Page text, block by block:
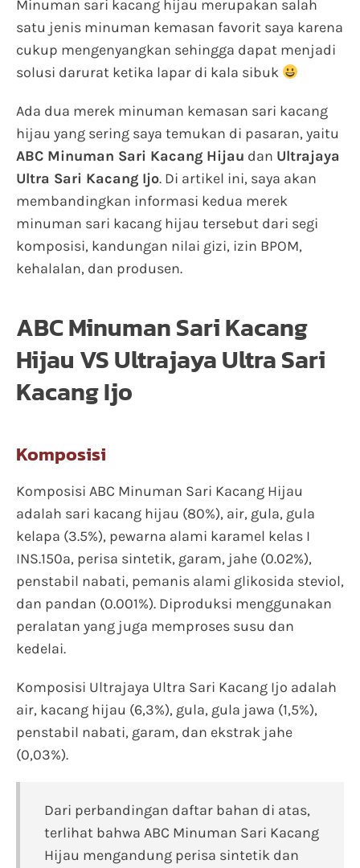
Minuman sari kacang hijau merupakan salah
satu jenis minuman kemasan favorit saya karena
cukup mengenyangkan sehingga dapat menjadi
solusi darurat ketika lapar di kala sibuk
Ada dua merek minuman kemasan sari kacang
hijau yang sering saya temukan di pasaran, yaitu
ABC Minuman Sari Kacang Hijau dan Ultrajaya
Ultra Sari Kacang Ijo. Di artikel ini, saya akan
membandingkan informasi kedua merek
minuman sari kacang hijau tersebut dari segi
komposisi, kandungan nilai gizi, izin BPOM,
kehalalan, dan produsen.
ABC Minuman Sari Kacang
Hijau VS Ultrajaya Ultra Sari
Kacang Ijo
Komposisi
Komposisi ABC Minuman Sari Kacang Hijau
adalah sari kacang hijau (80%), air, gula, gula
kelapa (3.5%), pewarna alami karamel kelas I
INS.150a, perisa sintetik, garam, jahe (0.02%),
penstabil nabati, pemanis alami glikosida steviol,
dan pandan (0.001%). Diproduksi menggunakan
peralatan yang juga memproses susu dan
kedelai.
Komposisi Ultrajaya Ultra Sari Kacang Ijo adalah
air, kacang hijau (6,3%), gula, gula jawa (1,5%),
penstabil nabati, garam, dan ekstrak jahe
(0,03%).
Dari perbandingan daftar bahan di atas,
terlihat bahwa ABC Minuman Sari Kacang
Hijau mengandung perisa sintetik dan